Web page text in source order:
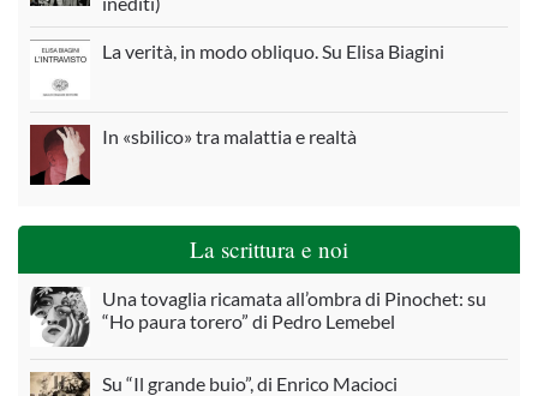
La verità, in modo obliquo. Su Elisa Biagini
In «sbilico» tra malattia e realtà
La scrittura e noi
Una tovaglia ricamata all’ombra di Pinochet: su
“Ho paura torero” di Pedro Lemebel
Su “Il grande buio”, di Enrico Macioci